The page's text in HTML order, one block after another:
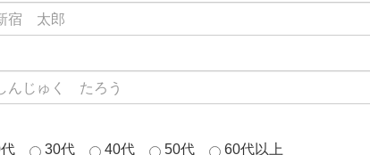
30代 40代 50代 60代以上